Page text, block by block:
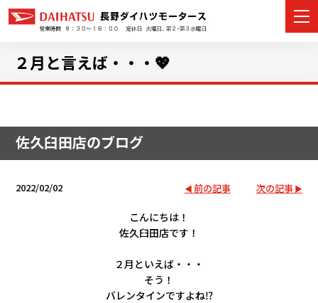
店舗情報
イベント・キャンペーン
アフターサポート
２月と言えば・・・💖
佐久臼田店のブログ
2022/02/02 前の記事 次の記事
こんにちは！
佐久臼田店です！
２月といえば・・・
そう！
バレンタインですよね⁉